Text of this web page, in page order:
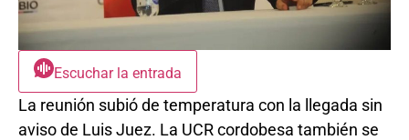
Escuchar la entrada
La reunión subió de temperatura con la llegada sin
aviso de Luis Juez. La UCR cordobesa también se